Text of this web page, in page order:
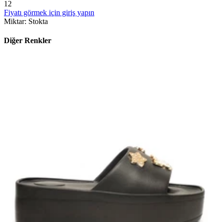
12
Fiyatı görmek için giriş yapın
Miktar: Stokta
Diğer Renkler